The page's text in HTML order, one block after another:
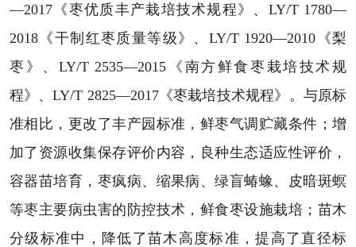
—2017《枣优质丰产栽培技术规程》、LY/T 1780—
2018《干制红枣质量等级》、LY/T 1920—2010《梨
枣》、LY/T 2535—2015《南方鲜食枣栽培技术规
程》、LY/T 2825—2017《枣栽培技术规程》。与原标
准相比，更改了丰产园标准，鲜枣气调贮藏条件；增
加了资源收集保存评价内容，良种生态适应性评价，
容器苗培育，枣疯病、缩果病、绿盲蝽蟓、皮暗斑螟
等枣主要病虫害的防控技术，鲜食枣设施栽培；苗木
分级标准中，降低了苗木高度标准，提高了直径标